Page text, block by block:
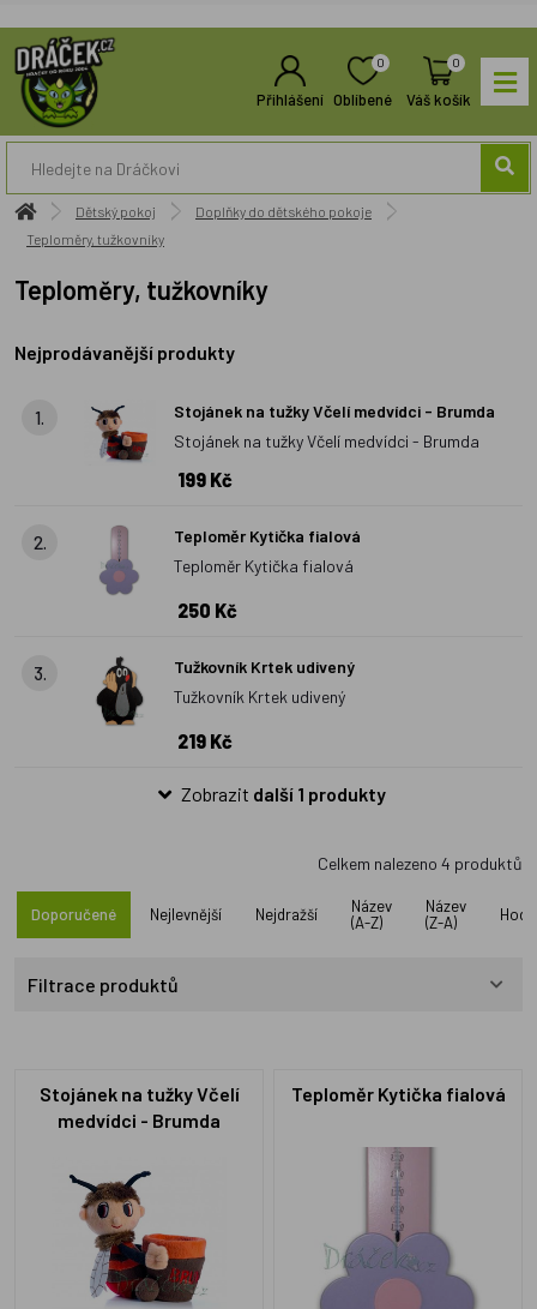
Přihlášení
0
Oblíbené
0
Váš košík
Dětský pokoj
Doplňky do dětského pokoje
Teploměry, tužkovníky
Teploměry, tužkovníky
Nejprodávanější produkty
1.
Stojánek na tužky Včelí medvídci - Brumda
Stojánek na tužky Včelí medvídci - Brumda
199 Kč
2.
Teploměr Kytička fialová
Teploměr Kytička fialová
250 Kč
3.
Tužkovník Krtek udivený
Tužkovník Krtek udivený
219 Kč
Zobrazit další 1 produkty
Celkem nalezeno 4 produktů
Doporučené Nejlevnější Nejdražší
Název
(A-Z)
Název
(Z-A)
Filtrace produktů
Stojánek na tužky Včelí
medvídci - Brumda
Teploměr Kytička fialová